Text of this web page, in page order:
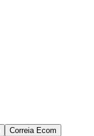
Correia Ecom